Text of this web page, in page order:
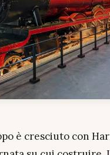
è cresciuto con